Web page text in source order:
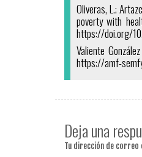
Oliveras, L.;
poverty with
https://doi.org/
Valiente
https://amf-
Deja una
Tu dirección de